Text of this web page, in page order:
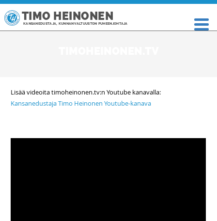
TIMO HEINONEN
KANSANEDUSTAJA, KUNNANVALTUUSTON PUHEENJOHTAJA
Lisää videoita timoheinonen.tv:n Youtube kanavalla:
Kansanedustaja Timo Heinonen Youtube-kanava